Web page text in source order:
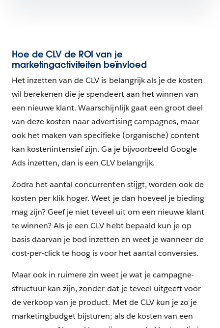
Hoe de CLV de ROI van je
marketingactiviteiten beïnvloed
Het inzetten van de CLV is belangrijk als je de kosten
wil berekenen die je spendeert aan het winnen van
een nieuwe klant. Waarschijnlijk gaat een groot deel
van deze kosten naar advertising campagnes, maar
ook het maken van specifieke (organische) content
kan kostenintensief zijn. Ga je bijvoorbeeld Google
Ads inzetten, dan is een CLV belangrijk.
Zodra het aantal concurrenten stijgt, worden ook de
kosten per klik hoger. Weet je dan hoeveel je bieding
mag zijn? Geef je niet teveel uit om een nieuwe klant
te winnen? Als je een CLV hebt bepaald kun je op
basis daarvan je bod inzetten en weet je wanneer de
cost-per-click te hoog is voor het aantal conversies.
Maar ook in ruimere zin weet je wat je campagne-
structuur kan zijn, zonder dat je teveel uitgeeft voor
de verkoop van je product. Met de CLV kun je zo je
marketingbudget bijsturen; als de kosten van een